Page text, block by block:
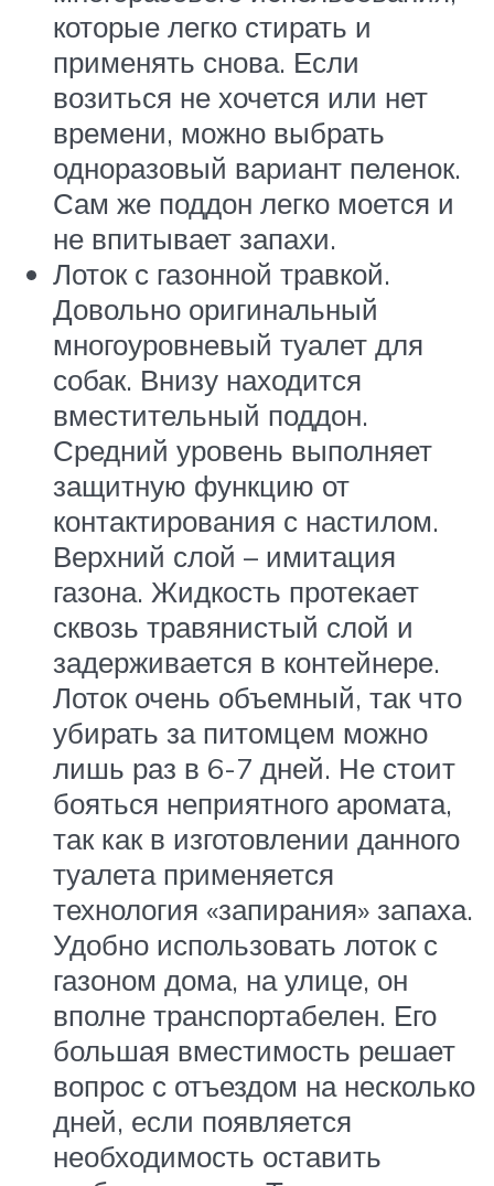
которые легко стирать и
применять снова. Если
возиться не хочется или нет
времени, можно выбрать
одноразовый вариант пеленок.
Сам же поддон легко моется и
не впитывает запахи.
Лоток с газонной травкой.
Довольно оригинальный
многоуровневый туалет для
собак. Внизу находится
вместительный поддон.
Средний уровень выполняет
защитную функцию от
контактирования с настилом.
Верхний слой – имитация
газона. Жидкость протекает
сквозь травянистый слой и
задерживается в контейнере.
Лоток очень объемный, так что
убирать за питомцем можно
лишь раз в 6-7 дней. Не стоит
бояться неприятного аромата,
так как в изготовлении данного
туалета применяется
технология «запирания» запаха.
Удобно использовать лоток с
газоном дома, на улице, он
вполне транспортабелен. Его
большая вместимость решает
вопрос с отъездом на несколько
дней, если появляется
необходимость оставить